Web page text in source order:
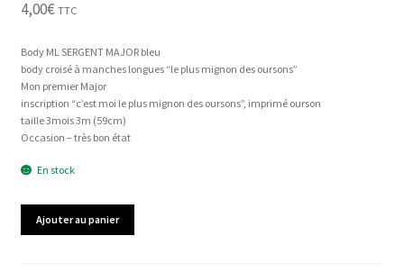
4,00€ TTC
Body ML SERGENT MAJOR bleu
body croisé à manches longues “le plus mignon des oursons”
Mon premier Major
inscription “c’est moi le plus mignon des oursons”, imprimé ourson
taille 3mois 3m (59cm)
Occasion – très bon état
En stock
Ajouter au panier